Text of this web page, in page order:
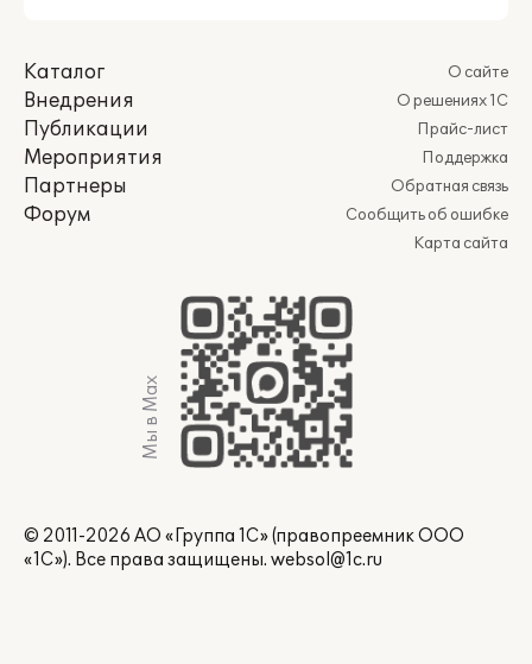
Каталог
Внедрения
Публикации
Мероприятия
Партнеры
Форум
О сайте
О решениях 1С
Прайс-лист
Поддержка
Обратная связь
Сообщить об ошибке
Карта сайта
Мы в Max
© 2011-2026 АО «Группа 1С» (правопреемник ООО
«1С»). Все права защищены. websol@1c.ru